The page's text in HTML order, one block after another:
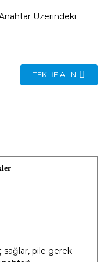
Üzerindeki
TEKLIF ALIN
pile gerek